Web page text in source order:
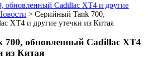
обновленный Cadillac XT4 и другие
> Серийный Tank 700,
XT4 и другие утечки из Китая
700, обновленный Cadillac XT4
из Китая